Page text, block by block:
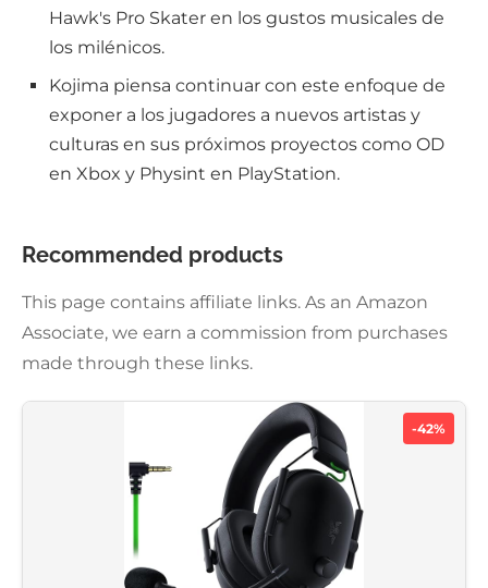
Hawk's Pro Skater en los gustos musicales de
los milénicos.
Kojima piensa continuar con este enfoque de
exponer a los jugadores a nuevos artistas y
culturas en sus próximos proyectos como OD
en Xbox y Physint en PlayStation.
Recommended products
This page contains affiliate links. As an Amazon
Associate, we earn a commission from purchases
made through these links.
-42%